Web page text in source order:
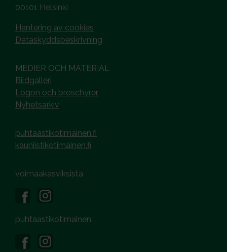
00101 Helsinki
Hantering av cookies
Dataskyddsbeskrivning
MEDIER OCH MATERIAL
Bildgalleri
Logon och broschyrer
Nyhetsarkiv
puhtaastikotimainen.fi
kauniistikotimainen.fi
voimaakasviksista
puhtaastikotimainen